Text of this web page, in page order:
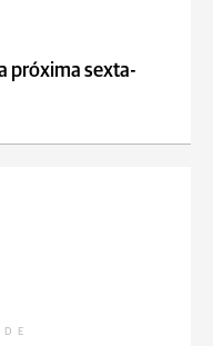
próxima sexta-